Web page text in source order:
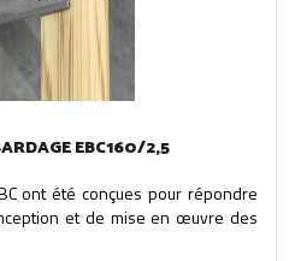
EBC160/2,5
ont été conçues pour répondre
et de mise en œuvre des